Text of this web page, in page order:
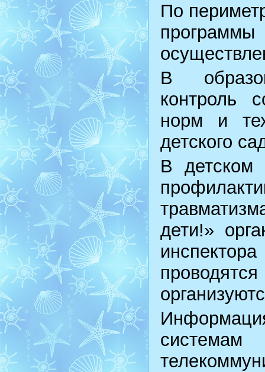
По
В
контроль
норм и
детского
В детском
дети!»